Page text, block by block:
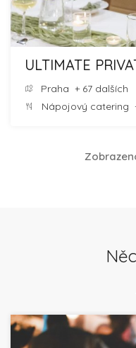
ULTIMATE
Praha + 67 dalších
Nápojový catering